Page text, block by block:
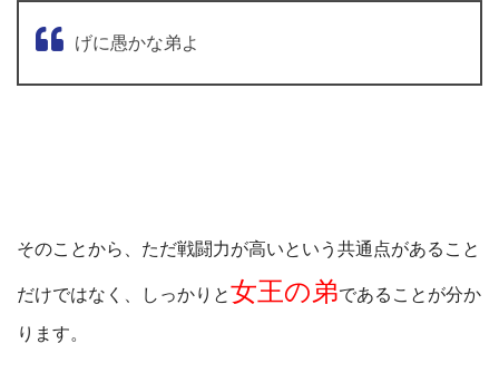
げに愚かな弟よ
そのことから、ただ戦闘力が高いという共通点があること
だけではなく、しっかりと女王の弟であることが分か
ります。